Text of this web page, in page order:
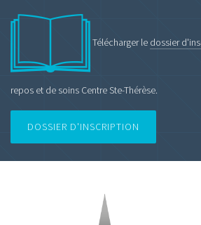
Télécharger le dossier
repos et de soins Centre Ste-Thérèse.
DOSSIER D'INSCRIPTION